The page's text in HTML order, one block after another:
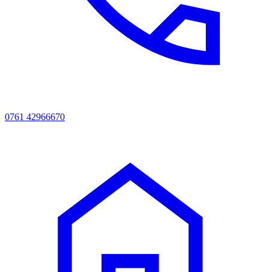
0761 42966670